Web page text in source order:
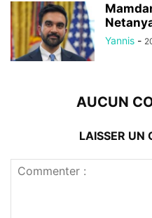
Yannis -
AUCUN
LAISSER UN